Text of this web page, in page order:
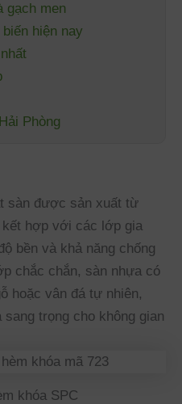
gạch men
hiện nay
Phòng
sàn được sản xuất từ
kết hợp với các lớp gia
bền và khả năng chống
chắc chắn, sàn nhựa có
hoặc vân đá tự nhiên,
trọng cho không gian
khóa SPC